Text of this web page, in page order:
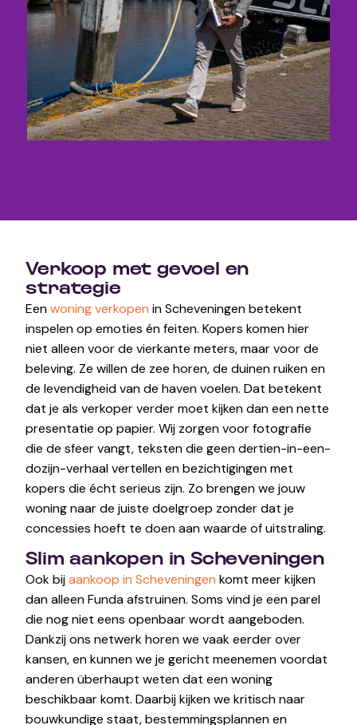
Verkoop met gevoel en
strategie
Eenwoning verkopen in Scheveningen betekent
inspelen op emoties én feiten. Kopers komen hier
niet alleen voor de vierkante meters, maar voor de
beleving. Ze willen de zee horen, de duinen ruiken en
de levendigheid van de haven voelen. Dat betekent
dat je als verkoper verder moet kijken dan een nette
presentatie op papier. Wij zorgen voor fotografie
die de sfeer vangt, teksten die geen dertien-in-een-
dozijn-verhaal vertellen en bezichtigingen met
kopers die écht serieus zijn. Zo brengen we jouw
woning naar de juiste doelgroep zonder dat je
concessies hoeft te doen aan waarde of uitstraling.
Slim aankopen in Scheveningen
Ook bijaankoop in Scheveningen komt meer kijken
dan alleen Funda afstruinen. Soms vind je een parel
die nog niet eens openbaar wordt aangeboden.
Dankzij ons netwerk horen we vaak eerder over
kansen, en kunnen we je gericht meenemen voordat
anderen überhaupt weten dat een woning
beschikbaar komt. Daarbij kijken we kritisch naar
bouwkundige staat, bestemmingsplannen en